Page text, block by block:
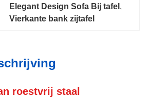
Elegant Design Sofa Bij tafel ,
Vierkante bank zijtafel
roestvrij staal